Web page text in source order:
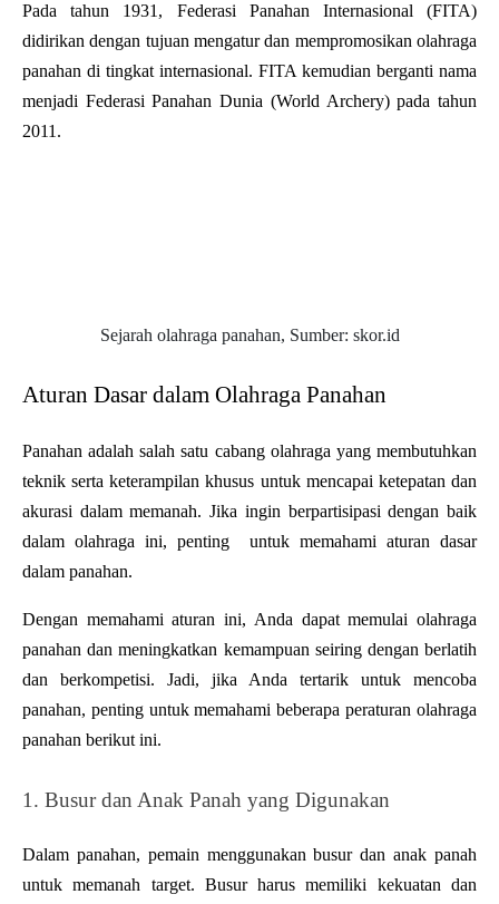
Pada tahun 1931, Federasi Panahan Internasional (FITA)
didirikan dengan tujuan mengatur dan mempromosikan olahraga
panahan di tingkat internasional. FITA kemudian berganti nama
menjadi Federasi Panahan Dunia (World Archery) pada tahun
2011.
Sejarah olahraga panahan, Sumber: skor.id
Aturan Dasar dalam Olahraga Panahan
Panahan adalah salah satu cabang olahraga yang membutuhkan
teknik serta keterampilan khusus untuk mencapai ketepatan dan
akurasi dalam memanah. Jika ingin berpartisipasi dengan baik
dalam olahraga ini, penting  untuk memahami aturan dasar
dalam panahan.
Dengan memahami aturan ini, Anda dapat memulai olahraga
panahan dan meningkatkan kemampuan seiring dengan berlatih
dan berkompetisi. Jadi, jika Anda tertarik untuk mencoba
panahan, penting untuk memahami beberapa peraturan olahraga
panahan berikut ini.
1. Busur dan Anak Panah yang Digunakan
Dalam panahan, pemain menggunakan busur dan anak panah
untuk memanah target. Busur harus memiliki kekuatan dan